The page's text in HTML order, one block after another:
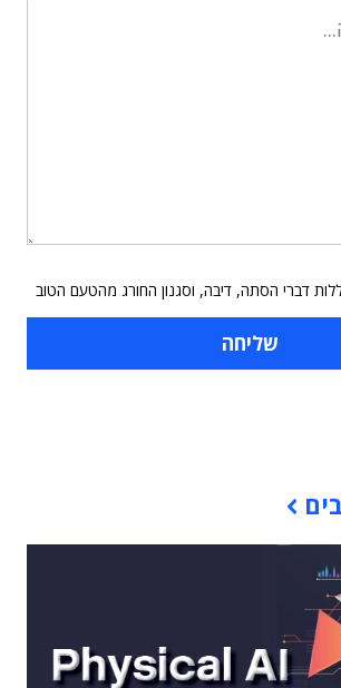
דברי הסתה, דיבה, וסגנון החורג מהטעם הטוב